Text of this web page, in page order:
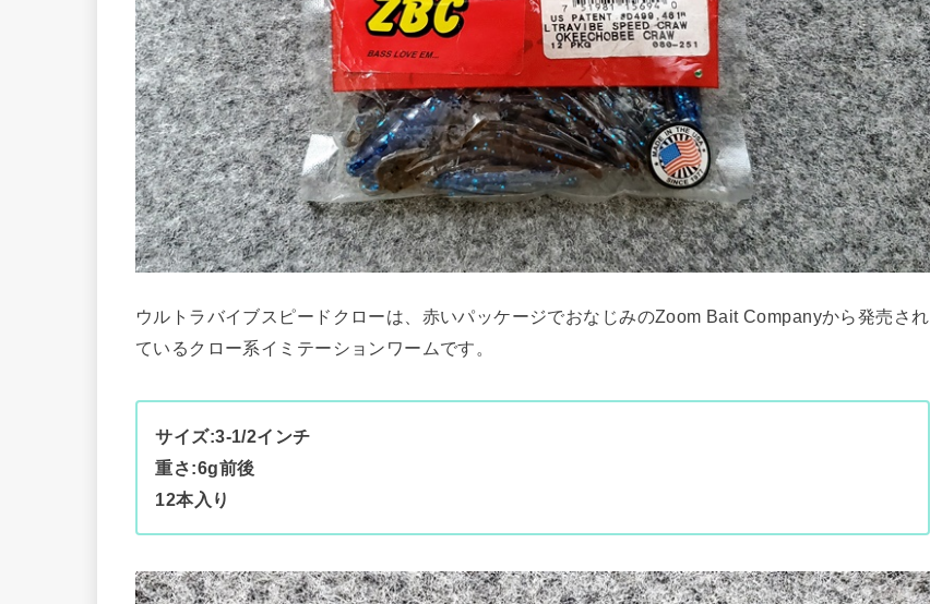
ウルトラバイブスピードクローは、赤いパッケージでおなじみのZoom Bait Companyから発売され
ているクロー系イミテーションワームです。
サイズ:3-1/2インチ
重さ:6g前後
12本入り